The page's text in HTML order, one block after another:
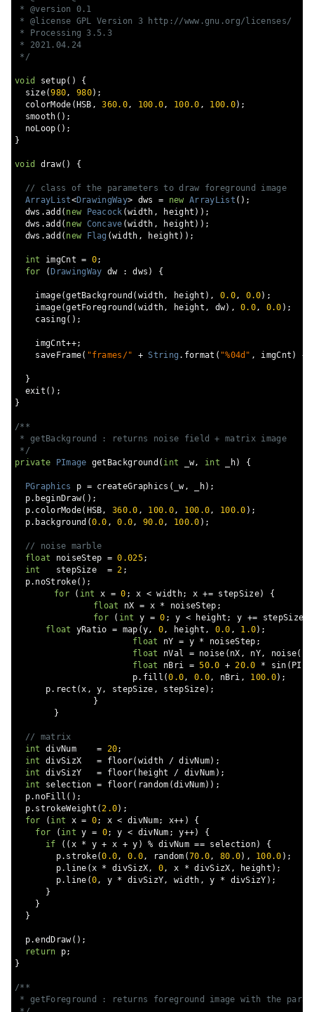
* @version 0.1
* @license GPL Version 3 http://www.gnu.org/licenses/
* Processing 3.5.3
* 2021.04.24
*/
void setup()
{
  size
(980, 980);
  colorMode
( HSB , 360.0, 100.0, 100.0 , 100.0);
  smooth
();
  noLoop
();
}
void draw() {
// class of the parameters to draw foreground image
ArrayList<DrawingWay> dws = new ArrayList ();
  dws
.add ( new Peacock (width , height ));
  dws
.add ( new Concave (width , height ));
  dws
.add ( new Flag (width , height ));
int imgCnt = 0;
for
( DrawingWay dw : dws ) {
    image
(getBackground ( width, height ), 0.0, 0.0);
    image
(getForeground ( width, height , dw), 0.0, 0.0 );
    casing
();
    imgCnt
++;
    saveFrame
( "frames/" + String . format ( "%04d" , imgCnt ) +
}
  exit
();
}
/**
* getBackground : returns noise field + matrix image
*/
private
PImage getBackground ( int _w, int _h) {
PGraphics p = createGraphics ( _w, _h);
  p
. beginDraw();
  p
. colorMode( HSB, 360.0 , 100.0, 100.0, 100.0 );
  p
. background (0.0 , 0.0, 90.0, 100.0 );
// noise marble
float noiseStep = 0.025;
int
   stepSize
= 2 ;
  p
. noStroke();
for
( int x = 0 ; x < width; x += stepSize)
{
float
nX = x * noiseStep ;
for
( int y = 0 ; y < height ; y += stepSize
float
yRatio = map (y, 0, height , 0.0 , 1.0);
float
nY = y * noiseStep ;
float
nVal = noise ( nX , nY, noise(
float
nBri = 50.0 + 20.0 * sin ( PI
			p
. fill (0.0, 0.0, nBri , 100.0);
      p
. rect (x , y, stepSize , stepSize);
}
}
// matrix
int
divNum = 20;
int
divSizX = floor( width / divNum);
int
divSizY = floor( height / divNum );
int
selection = floor( random (divNum));
  p
. noFill ();
  p
. strokeWeight (2.0);
for
( int x = 0; x < divNum; x++)
{
for
( int y = 0; y < divNum ; y++)
{
if
(( x * y + x + y ) % divNum == selection)
{
        p
. stroke(0.0, 0.0, random (70.0, 80.0), 100.0 );
        p
. line (x * divSizX, 0, x * divSizX , height );
        p
. line (0, y * divSizY, width , y * divSizY );
}
}
}
  p
.endDraw();
return p;
}
/**
* getForeground : returns foreground image with the